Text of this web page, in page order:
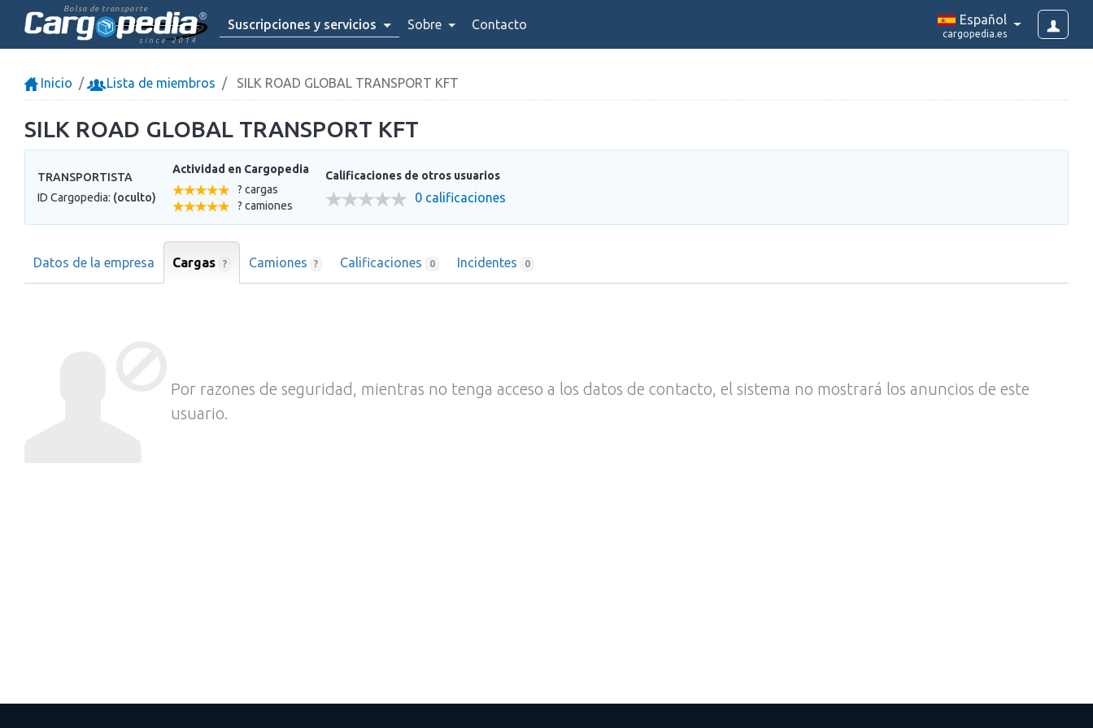
Bolsa de transporte
since 2014
Suscripciones y servicios Sobre Contacto Español
cargopedia.es
Inicio Lista de miembros SILK ROAD GLOBAL TRANSPORT KFT
SILK ROAD GLOBAL TRANSPORT KFT
TRANSPORTISTA
ID Cargopedia: (oculto)
Actividad en Cargopedia
? cargas
? camiones
Calificaciones de otros usuarios
0 calificaciones
Datos de la empresa Cargas ? Camiones ? Calificaciones 0 Incidentes 0
Por razones de seguridad, mientras no tenga acceso a los datos de contacto, el sistema no mostrará los anuncios de este
usuario.